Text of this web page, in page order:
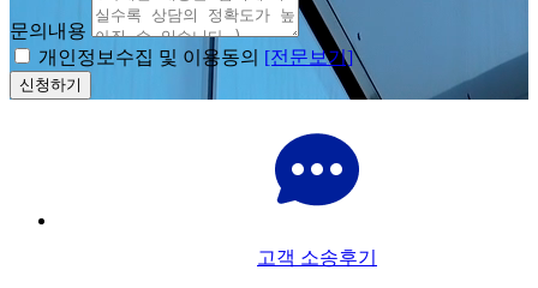
문의내용
개인정보수집 및 이용동의 [전문보기]
신청하기
고객 소송후기